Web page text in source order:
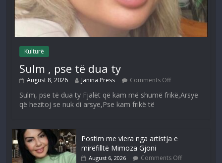
Kulturë
Sulm , pse të dua ty
August 8, 2026 Janina Press Comments Off
Sulm, pse të dua ty Fjalët që kam më shumë frikë,Arsye
që hezitoj se nuk di arsye,Pse kam frikë të
Postim me vlera nga artistja e
mirëfilltë Mimoza Gjoni
August 6, 2026 Comments Off